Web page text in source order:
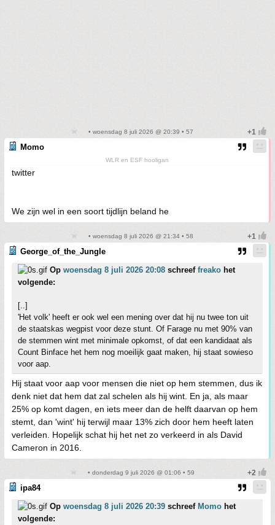
• woensdag 8 juli 2026 @ 20:39 • 57
Momo
WLR en ESF hooligan
twitter
We zijn wel in een soort tijdlijn beland he
• woensdag 8 juli 2026 @ 21:34 • 58
George_of_the_Jungle
Op woensdag 8 juli 2026 20:08 schreef freako het
volgende:
[..]
'Het volk' heeft er ook wel een mening over dat hij nu twee ton uit
de staatskas wegpist voor deze stunt. Of Farage nu met 90% van
de stemmen wint met minimale opkomst, of dat een kandidaat als
Count Binface het hem nog moeilijk gaat maken, hij staat sowieso
voor aap.
Hij staat voor aap voor mensen die niet op hem stemmen, dus ik
denk niet dat hem dat zal schelen als hij wint. En ja, als maar
25% op komt dagen, en iets meer dan de helft daarvan op hem
stemt, dan 'wint' hij terwijl maar 13% zich door hem heeft laten
verleiden. Hopelijk schat hij het net zo verkeerd in als David
Cameron in 2016.
• donderdag 9 juli 2026 @ 01:06 • 59
ipa84
Op woensdag 8 juli 2026 20:39 schreef Momo het
volgende: